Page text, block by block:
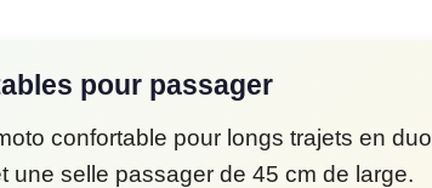
pour passager
confortable pour longs trajets en duo
selle passager de 45 cm de large.